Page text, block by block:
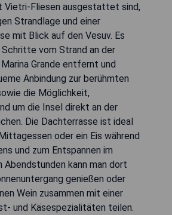
Vietri-Fliesen ausgestattet sind,
Strandlage und einer
mit Blick auf den Vesuv. Es
vom Strand an der
Grande entfernt und
Anbindung zur berühmten
die Möglichkeit,
um die Insel direkt an der
Die Dachterrasse ist ideal
oder ein Eis während
und zum Entspannen im
Abendstunden kann man dort
genießen oder
Wein zusammen mit einer
und Käsespezialitäten teilen.